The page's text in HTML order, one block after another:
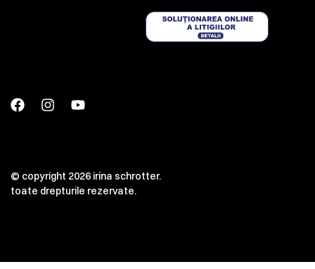
© copyright 2026 irina schrotter.
toate drepturile rezervate.